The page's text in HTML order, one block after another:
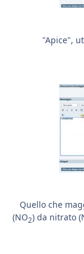
"Apice",
Quello che
(NO2) da nitrato